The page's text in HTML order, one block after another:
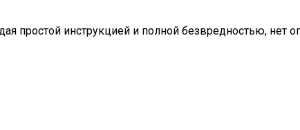
простой инструкцией и полной безвредностью, нет